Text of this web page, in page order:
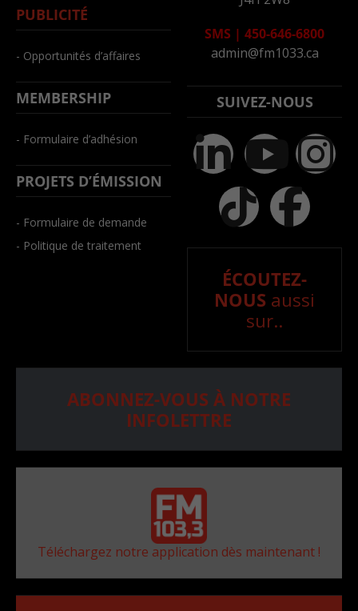
PUBLICITÉ
- Opportunités d’affaires
MEMBERSHIP
- Formulaire d’adhésion
PROJETS D’ÉMISSION
- Formulaire de demande
- Politique de traitement
SMS | 450-646-6800
admin@fm1033.ca
SUIVEZ-NOUS
ÉCOUTEZ-
NOUS aussi
sur..
ABONNEZ-VOUS À NOTRE
INFOLETTRE
Téléchargez notre application dès maintenant !